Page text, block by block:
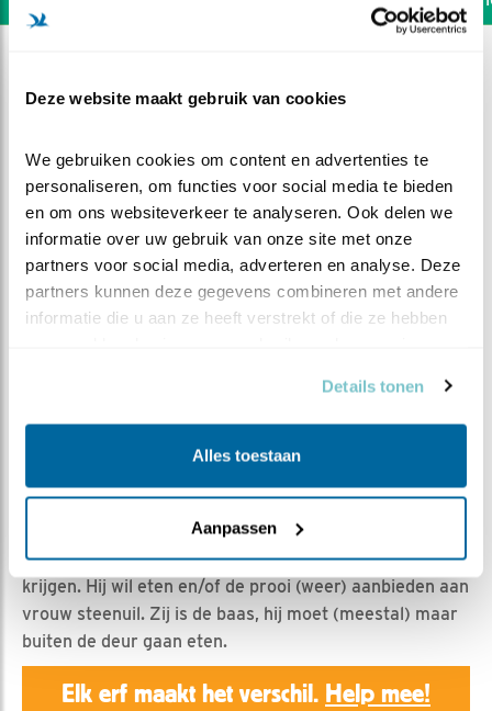
Deze website maakt gebruik van cookies
We gebruiken cookies om content en advertenties te
personaliseren, om functies voor social media te bieden
en om ons websiteverkeer te analyseren. Ook delen we
informatie over uw gebruik van onze site met onze
partners voor social media, adverteren en analyse. Deze
partners kunnen deze gegevens combineren met andere
informatie die u aan ze heeft verstrekt of die ze hebben
Details tonen
Alles toestaan
Aanpassen
Vrouw bewaakt de voorraad
Geert | Geplaatst op 28 maart 2020, 23:53 |
Vind ik
Bewaar dit filmpje|
917x
Man steenuil probeert de voorraadmuizen te pakken te
krijgen. Hij wil eten en/of de prooi (weer) aanbieden aan
vrouw steenuil. Zij is de baas, hij moet (meestal) maar
buiten de deur gaan eten.
Elk erf maakt het verschil. Help mee!